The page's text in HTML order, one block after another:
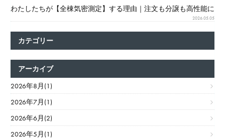
わたしたちが【全棟気密測定】する理由｜注文も分譲も高性能に
2026.05.05
カテゴリー
アーカイブ
2026年8月(1)
2026年7月(1)
2026年6月(2)
2026年5月(1)